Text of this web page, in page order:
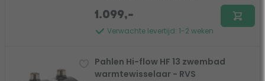
Verwachte levertijd: 1-2 weken
1.099,-
Pahlen Hi-flow HF 13 zwembad
warmtewisselaar - RVS